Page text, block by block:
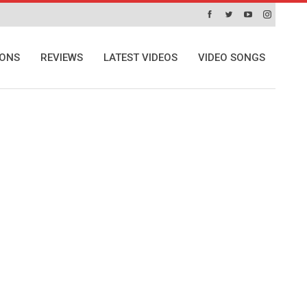
REVIEWS LATEST VIDEOS VIDEO SONGS